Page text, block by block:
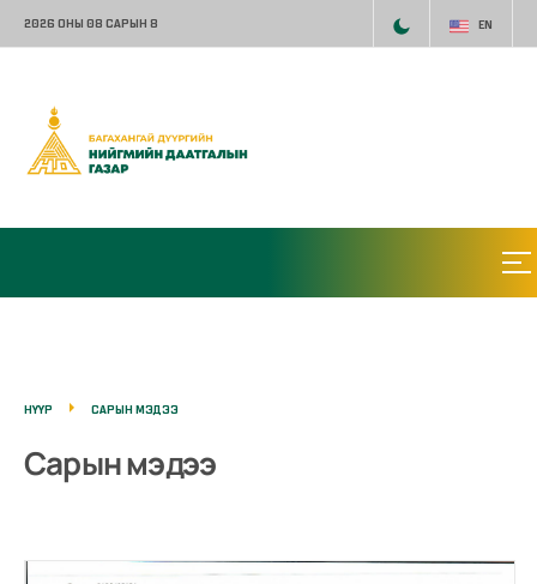
2026 ОНЫ 08 САРЫН 8 EN
НҮҮР САРЫН МЭДЭЭ
Сарын мэдээ